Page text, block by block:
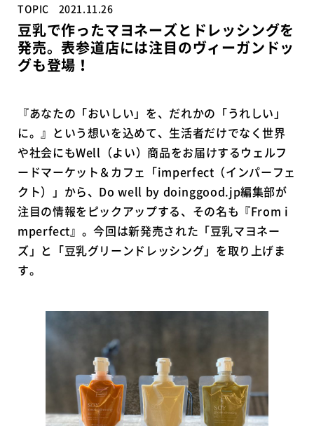
TOPIC 2021.11.26
豆乳で作ったマヨネーズとドレッシングを
発売。表参道店には注目のヴィーガンドッ
グも登場！
『あなたの「おいしい」を、だれかの「うれしい」
に。』という想いを込めて、生活者だけでなく世界
や社会にもWell（よい）商品をお届けするウェルフ
ードマーケット＆カフェ「imperfect（インパーフェ
クト）」から、Do well by doinggood.jp編集部が
注目の情報をピックアップする、その名も『From i
mperfect』。今回は新発売された「豆乳マヨネー
ズ」と「豆乳グリーンドレッシング」を取り上げま
す。